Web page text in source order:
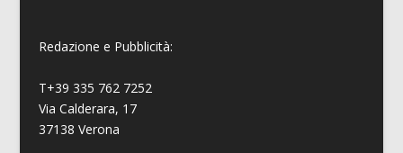
Redazione e Pubblicità:
T+39 335 762 7252
Via Calderara, 17
37138 Verona